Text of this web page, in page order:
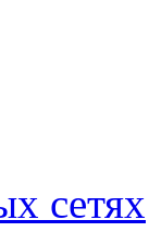
сетях